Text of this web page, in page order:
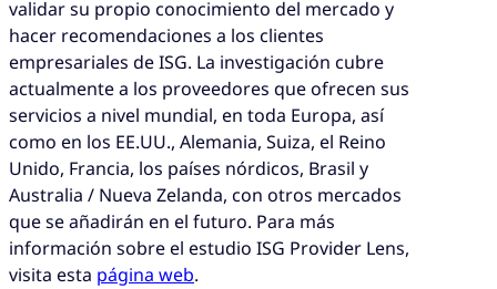
validar su propio conocimiento del mercado y
hacer recomendaciones a los clientes
empresariales de ISG. La investigación cubre
actualmente a los proveedores que ofrecen sus
servicios a nivel mundial, en toda Europa, así
como en los EE.UU., Alemania, Suiza, el Reino
Unido, Francia, los países nórdicos, Brasil y
Australia / Nueva Zelanda, con otros mercados
que se añadirán en el futuro. Para más
información sobre el estudio ISG Provider Lens,
visita esta página web.